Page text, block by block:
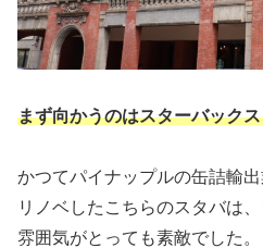
まず向かうのはスターバック
かつてパイナップルの缶詰輸
リノベしたこちらのスタバは
雰囲気がとっても素敵でした。